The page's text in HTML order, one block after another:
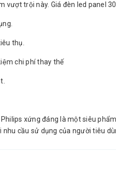
trội này. Giá đèn led panel
thụ.
chi phí thay thế
xứng đáng là một siêu
cầu sử dụng của người tiêu